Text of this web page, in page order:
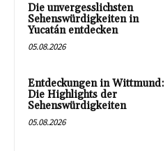
Die unvergesslichsten
Sehenswürdigkeiten in
Yucatán entdecken
05.08.2026
Entdeckungen in Wittmund:
Die Highlights der
Sehenswürdigkeiten
05.08.2026